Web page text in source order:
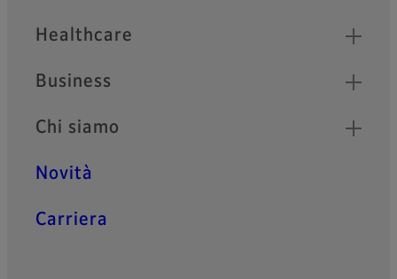
Healthcare
Business
Chi siamo
Novità
Carriera